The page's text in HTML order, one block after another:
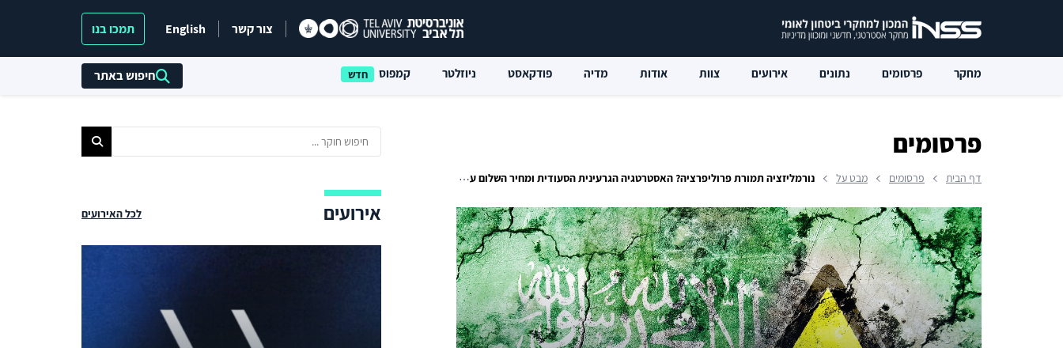
צור קשר English תמכו בנו
מחקר פרסומים נתונים אירועים צוות אודות מדיה פודקאסט ניוזלטר קמפוס חיפוש באתר
פרסומים
דף הבית פרסומים מבט על נורמליזציה תמורת פרוליפרציה? האסטרטגיה הגרעינית הסעודית ומחיר השלום עם ישראל
אירועים לכל האירועים